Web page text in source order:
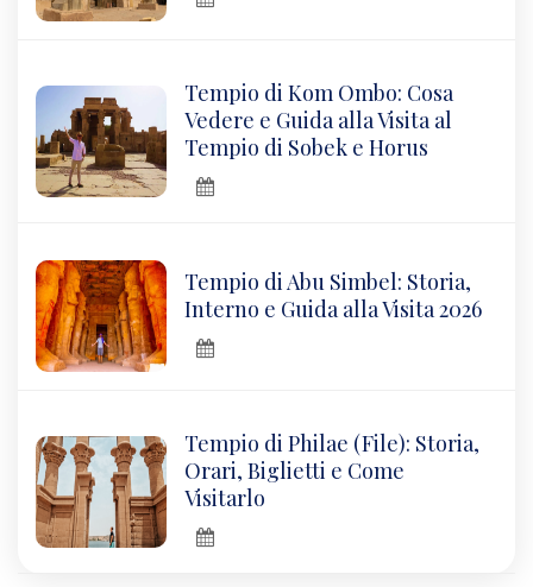
Tempio di Kom Ombo: Cosa
Vedere e Guida alla Visita al
Tempio di Sobek e Horus
Tempio di Abu Simbel: Storia,
Interno e Guida alla Visita 2026
Tempio di Philae (File): Storia,
Orari, Biglietti e Come
Visitarlo